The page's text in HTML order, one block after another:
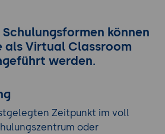
können
als Virtual Classroom
werden.
Zeitpunkt im voll
oder